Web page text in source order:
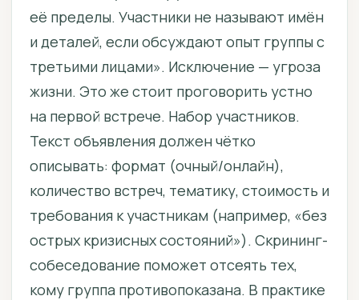
её пределы. Участники не называют имён
и деталей, если обсуждают опыт группы с
третьими лицами». Исключение — угроза
жизни. Это же стоит проговорить устно
на первой встрече. Набор участников.
Текст объявления должен чётко
описывать: формат (очный/онлайн),
количество встреч, тематику, стоимость и
требования к участникам (например, «без
острых кризисных состояний»). Скрининг-
собеседование поможет отсеять тех,
кому группа противопоказана. В практике